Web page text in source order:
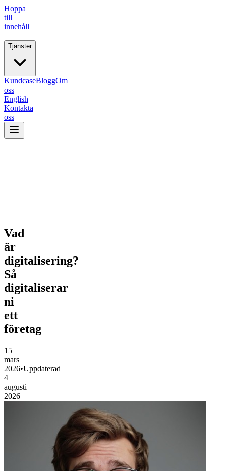
Hoppa
till
innehåll
Fiive.
Tjänster
KundcaseBloggOm
oss
English
Kontakta
oss
Vad
är
digitalisering?
Så
digitaliserar
ni
ett
företag
15
mars
2026•Uppdaterad
4
augusti
2026